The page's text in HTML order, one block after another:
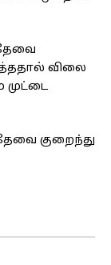
விலை
முட்டை
குறைந்து